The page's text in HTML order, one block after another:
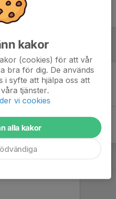
ifylld
skrivet
kakor
(cookies) för att vår
bra för dig. De används
i syfte att hjälpa oss att
tjänster.
vi cookies
alla kakor